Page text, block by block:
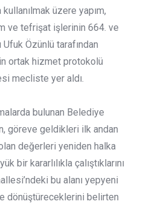
kullanılmak üzere yapım,
ve tefrişat işlerinin 664. ve
Ufuk Özünlü tarafından
ortak hizmet protokolü
mecliste yer aldı.
bulunan Belediye
göreve geldikleri ilk andan
değerleri yeniden halka
bir kararlılıkla çalıştıklarını
bu alanı yepyeni
dönüştüreceklerini belirten